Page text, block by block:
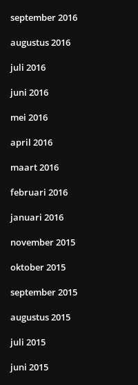
september 2016
augustus 2016
juli 2016
juni 2016
mei 2016
april 2016
maart 2016
februari 2016
januari 2016
november 2015
oktober 2015
september 2015
augustus 2015
juli 2015
juni 2015